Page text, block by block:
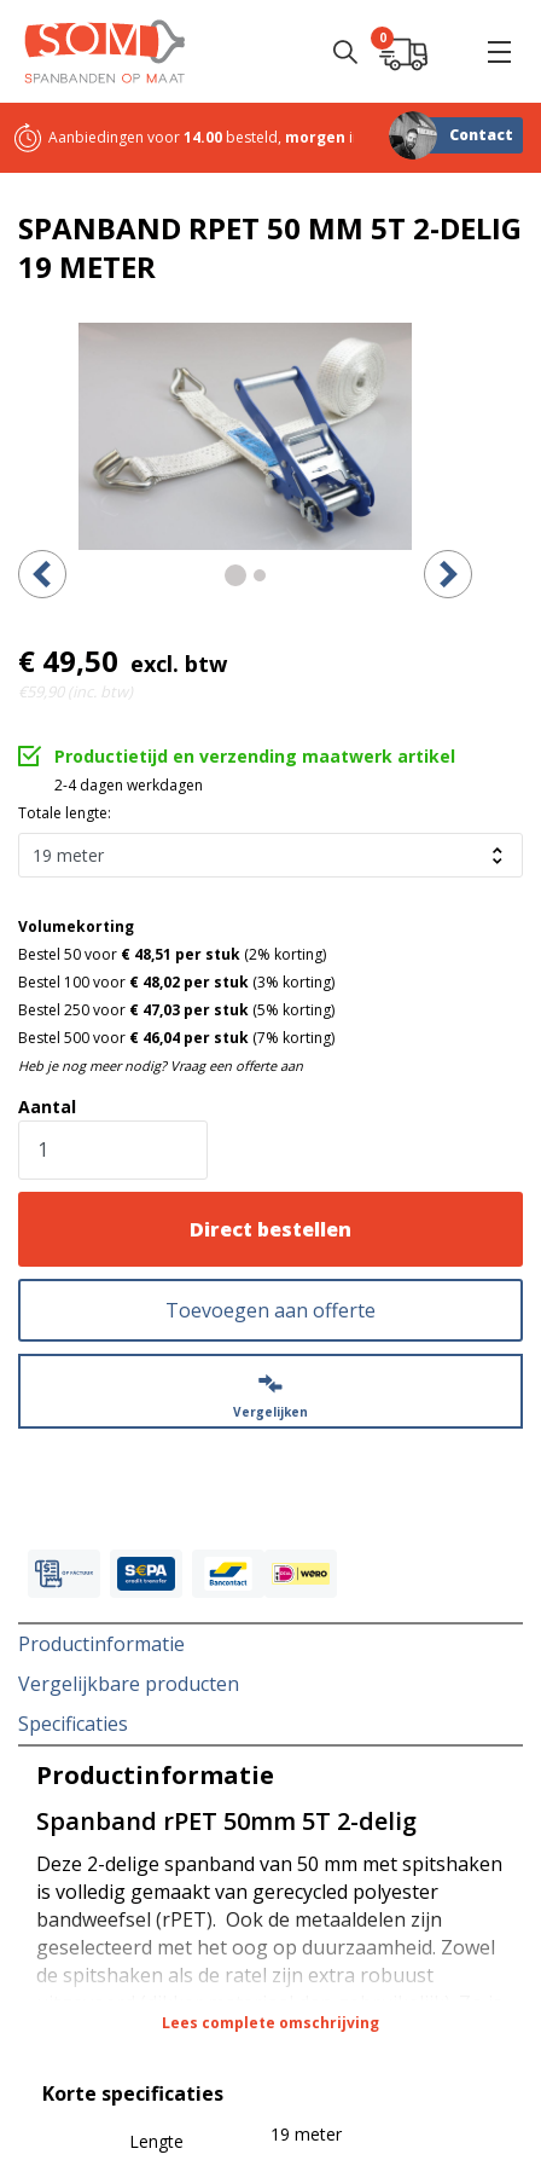
0
Aanbiedingen voor14.00 besteld, morgen in huisSterk in maatwerk
Contact
SPANBAND RPET 50 MM 5T 2-DELIG
19 METER
€ 49,50 excl. btw
€59,90 (inc. btw)
Productietijd en verzending maatwerk artikel
2-4 dagen werkdagen
Totale lengte:
Aantal
Volumekorting
Bestel 50 voor € 48,51 per stuk (2% korting)
Bestel 100 voor € 48,02 per stuk (3% korting)
Bestel 250 voor € 47,03 per stuk (5% korting)
Bestel 500 voor € 46,04 per stuk (7% korting)
Heb je nog meer nodig? Vraag een offerte aan
Direct bestellen
Toevoegen aan offerte
Vergelijken
Productinformatie
Vergelijkbare producten
Specificaties
Productinformatie
Spanband rPET 50mm 5T 2-delig
Deze 2-delige spanband van 50 mm met spitshaken
is volledig gemaakt van gerecycled polyester
bandweefsel (rPET). Ook de metaaldelen zijn
geselecteerd met het oog op duurzaamheid. Zowel
de spitshaken als de ratel zijn extra robuust
deze spanband niet alleen goed voor het milieu,
De spanband heeft een sterkte van 5000 daN bij
rondsjorren (omsnoeren), een sterkte van 2500
Lees complete omschrijving
Korte specificaties
Lengte 19 meter